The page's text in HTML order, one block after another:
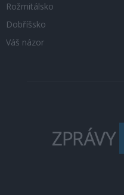
Rožmitálsko
Dobříšsko
Váš názor